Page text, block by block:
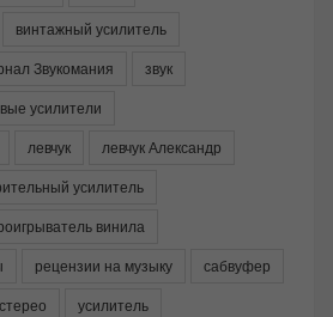
винтажный усилитель
Звукомания
звук
усилители
левчук
левчук Александр
усилитель
винила
рецензии на музыку
сабвуфер
стерео
усилитель